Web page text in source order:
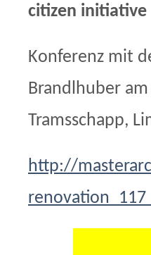
citizen initiative
Konferenz mit
Brandlhuber
Tramsschapp,
http://